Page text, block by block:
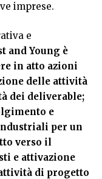
imprese.
e
and Young è
in atto azioni
delle attività
dei deliverable;
e
per un
verso il
e attivazione
di progetto